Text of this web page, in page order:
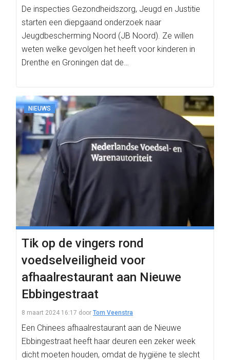
De inspecties Gezondheidszorg, Jeugd en Justitie
starten een diepgaand onderzoek naar
Jeugdbescherming Noord (JB Noord). Ze willen
weten welke gevolgen het heeft voor kinderen in
Drenthe en Groningen dat de…
NIEUWS
Tik op de vingers rond
voedselveiligheid voor
afhaalrestaurant aan Nieuwe
Ebbingestraat
8 maart 2024 16:17 door Tom Veenstra
Een Chinees afhaalrestaurant aan de Nieuwe
Ebbingestraat heeft haar deuren een zeker week
dicht moeten houden, omdat de hygiëne te slecht